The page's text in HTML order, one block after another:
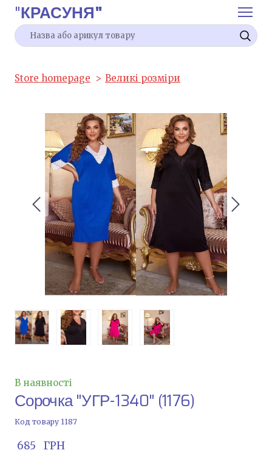
"КРАСУНЯ"
Store homepage Великі розміри
В наявності
Сорочка "УГР-1340" (1176)
Код товару 1187
685   ГРН